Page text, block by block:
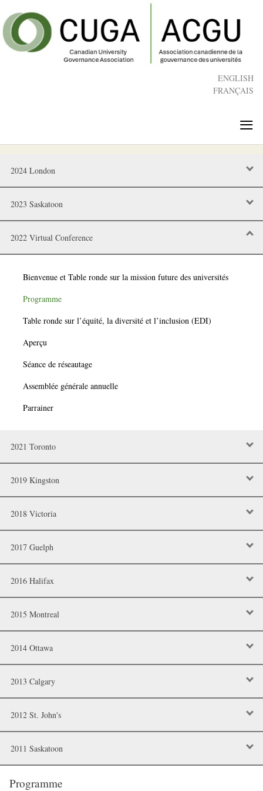
to
main
content
ENGLISH
FRANÇAIS
≡
2024 London
2023 Saskatoon
2022 Virtual Conference
Bienvenue et Table ronde sur la mission future des universités
Programme
Table ronde sur l’équité, la diversité et l’inclusion (EDI)
Aperçu
Séance de réseautage
Assemblée générale annuelle
Parrainer
2021 Toronto
2019 Kingston
2018 Victoria
2017 Guelph
2016 Halifax
2015 Montreal
2014 Ottawa
2013 Calgary
2012 St. John's
2011 Saskatoon
Programme